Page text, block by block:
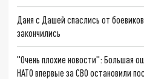
Даня с Дашей спаслись от
закончились
"Очень плохие новости": Большая
НАТО впервые за СВО остановили